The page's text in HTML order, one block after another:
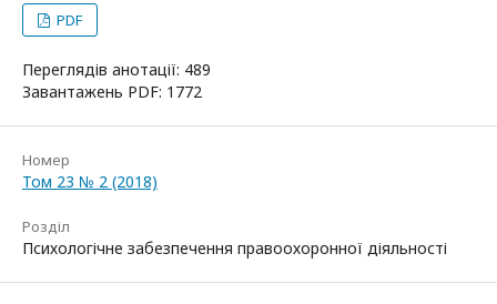
PDF
Переглядів анотації: 489
Завантажень PDF: 1772
Номер
Том 23 № 2 (2018)
Розділ
Психологічне забезпечення правоохоронної діяльності